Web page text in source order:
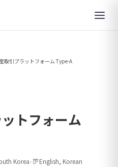
取引プラットフォーム Type-A
トフォーム
Korea• English, Korean